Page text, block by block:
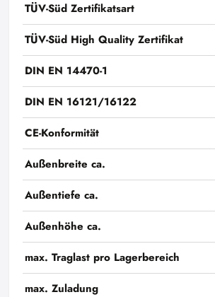
TÜV-Süd Zertifikatsart
TÜV-Süd High Quality Zertifikat
DIN EN 14470-1
DIN EN 16121/16122
CE-Konformität
Außenbreite ca.
Außentiefe ca.
Außenhöhe ca.
max. Traglast pro Lagerbereich
max. Zuladung